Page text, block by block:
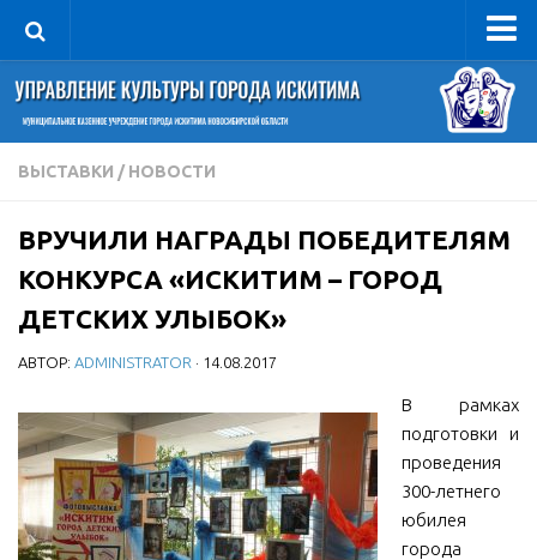
Управление
Руководитель
Сведения об организации
Книга почета культуры
Фотогалерея
Документы
Учредительные документы
Противодействие коррупции
Отчеты о деятельности
Учреждения культуры
ВЫСТАВКИ / НОВОСТИ
ВРУЧИЛИ НАГРАДЫ ПОБЕДИТЕЛЯМ
КОНКУРСА «ИСКИТИМ – ГОРОД
ДЕТСКИХ УЛЫБОК»
АВТОР: ADMINISTRATOR · 14.08.2017
В рамках
подготовки и
проведения
300-летнего
юбилея
города